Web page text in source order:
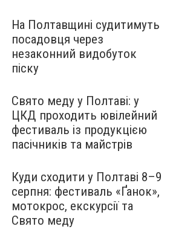
На Полтавщині судитимуть
посадовця через
незаконний видобуток
піску
Свято меду у Полтаві: у
ЦКД проходить ювілейний
фестиваль із продукцією
пасічників та майстрів
Куди сходити у Полтаві 8–9
серпня: фестиваль «Ґанок»,
мотокрос, екскурсії та
Свято меду